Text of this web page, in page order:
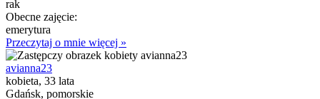
rak
Obecne zajęcie:
emerytura
Przeczytaj o mnie więcej »
avianna23
kobieta, 33 lata
Gdańsk, pomorskie